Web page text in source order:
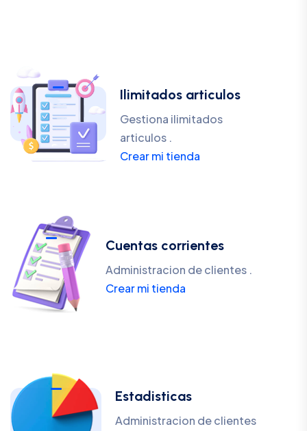
Ilimitados articulos
Gestiona ilimitados
articulos .
Crear mi tienda
Cuentas corrientes
Administracion de clientes .
Crear mi tienda
Estadisticas
Administracion de clientes